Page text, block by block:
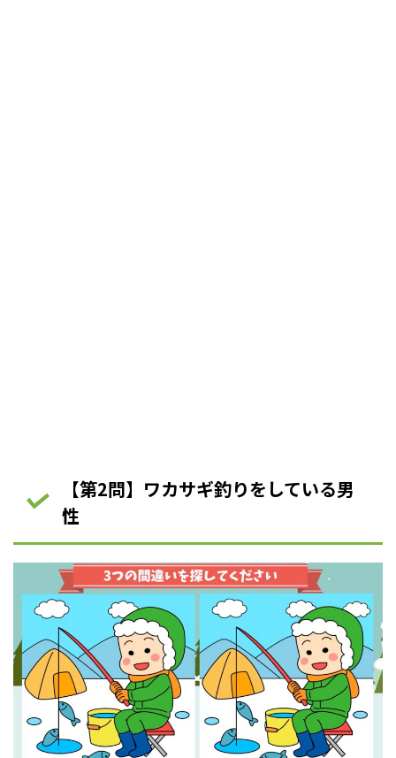
【第2問】ワカサギ釣りをしている男
性